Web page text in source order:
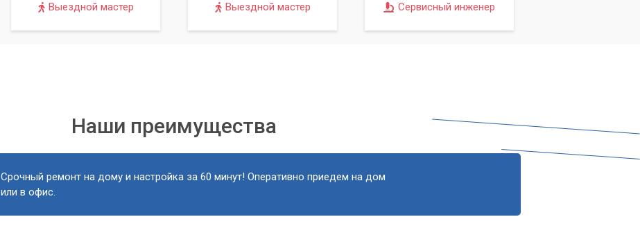
Выездной мастер
Выездной мастер
Сервисный инженер
Наши преимущества
Срочный ремонт на дому и настройка за 60 минут! Оперативно приедем на дом
или в офис.